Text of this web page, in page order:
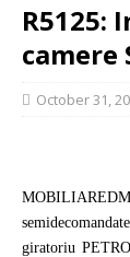
R5125:
camere
October 31,
giratoriu